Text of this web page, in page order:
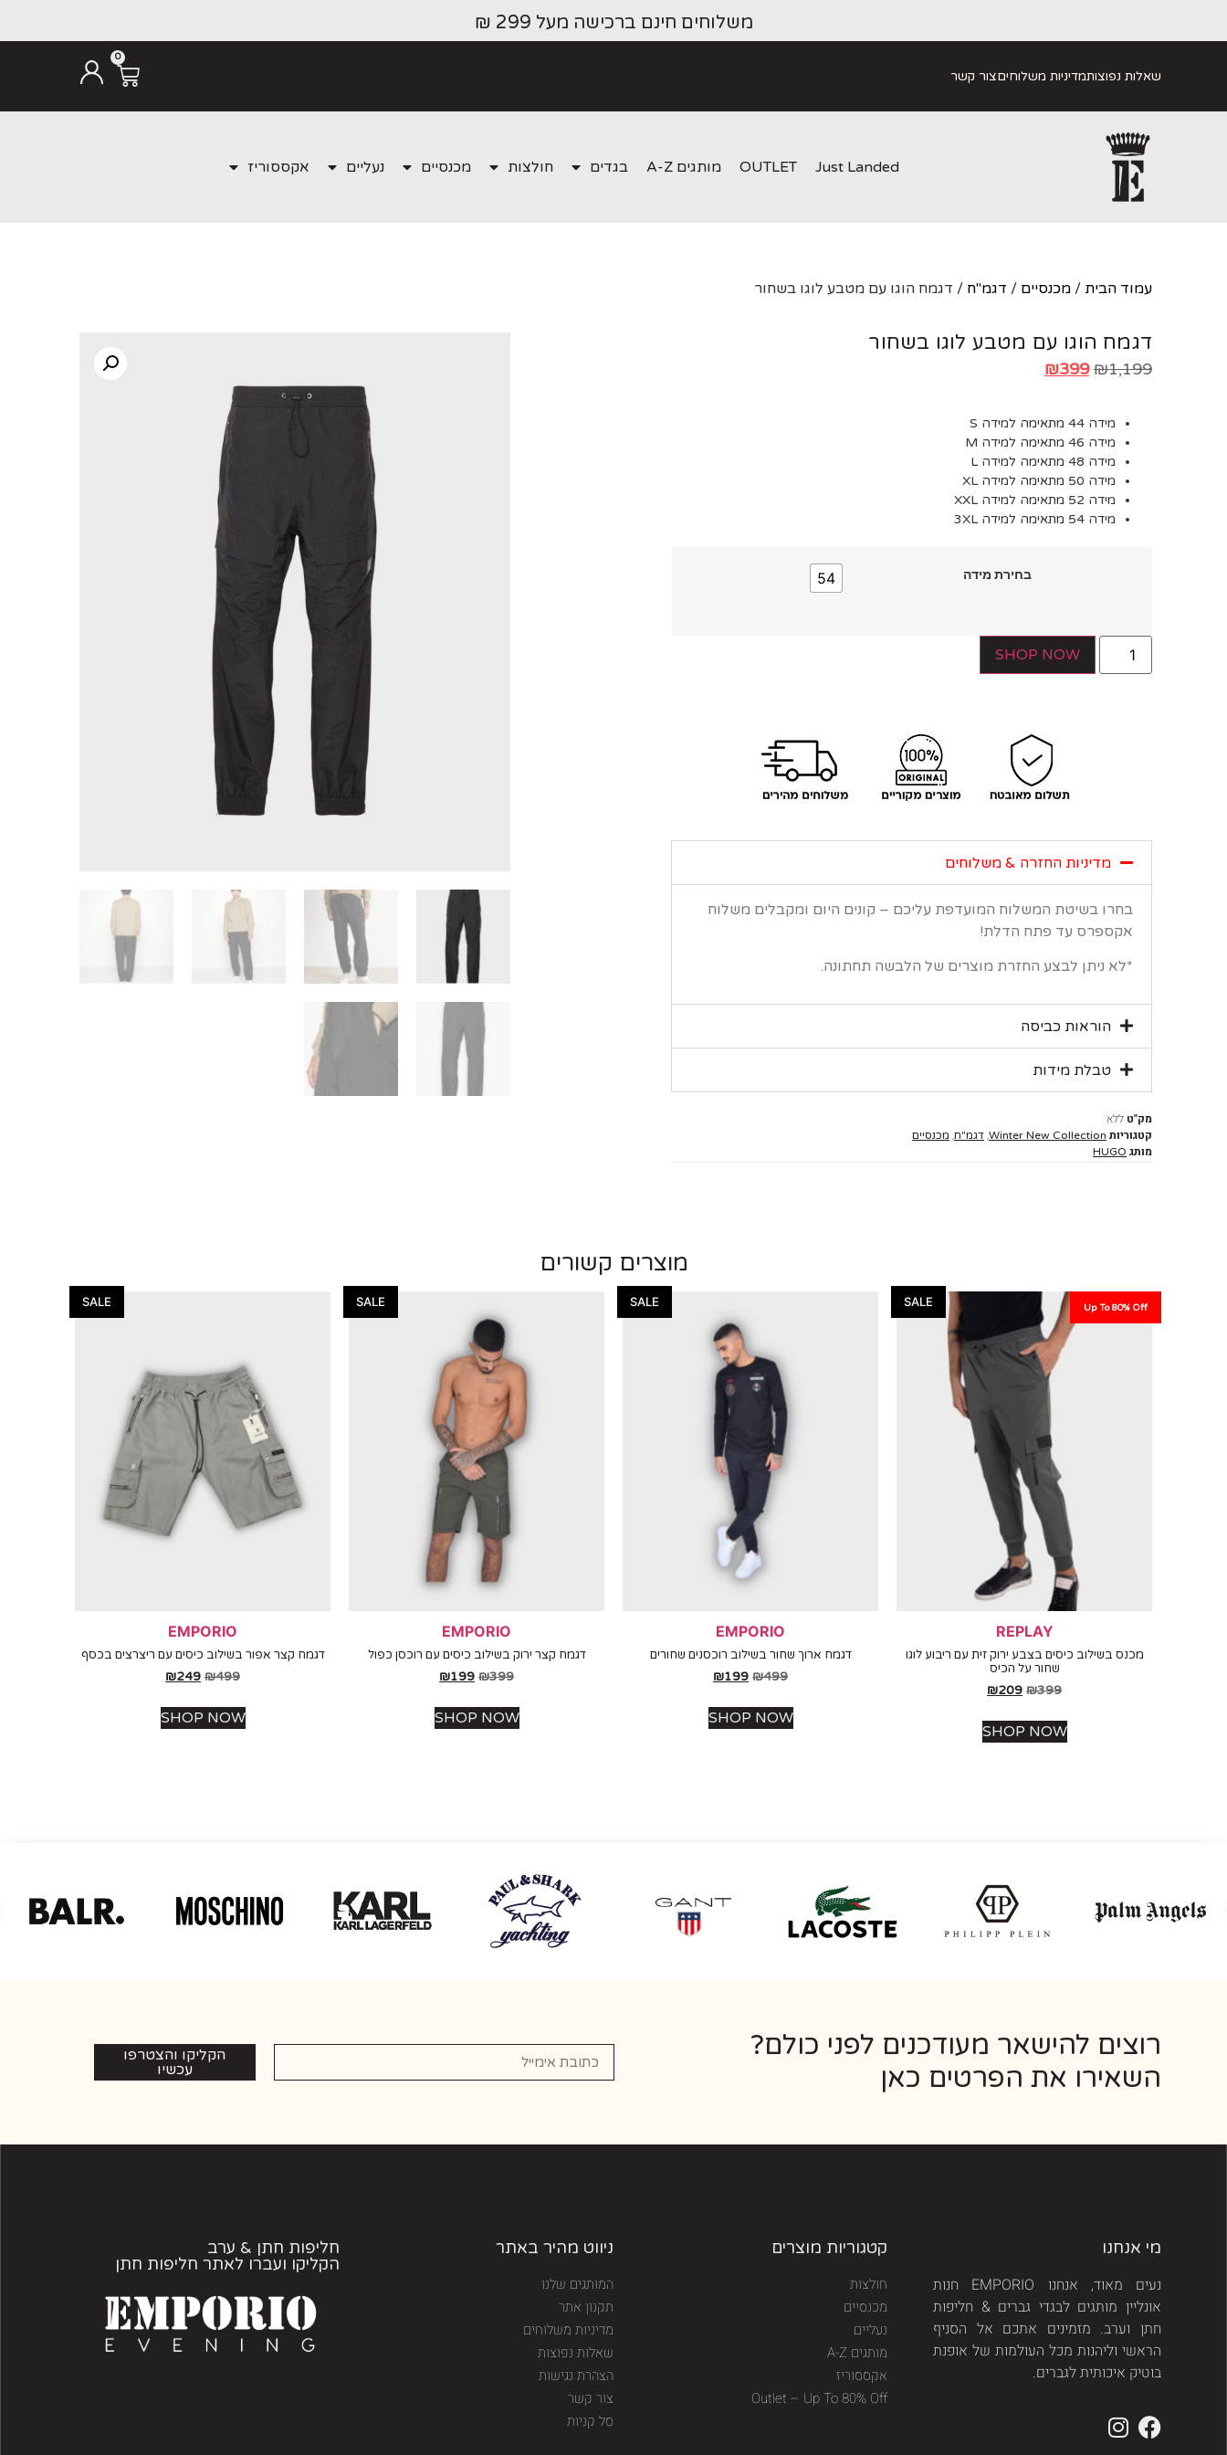
משלוחים חינם ברכישה מעל 299 ₪
שאלות נפוצותמדיניות משלוחיםצור קשר
0
Just Landed
OUTLET מותגים A-Z בגדים חולצות מכנסיים נעליים אקססוריז
עמוד הבית / מכנסיים / דגמ"ח / דגמח הוגו עם מטבע לוגו בשחור
דגמח הוגו עם מטבע לוגו בשחור
₪1,199
₪399
מידה 44 מתאימה למידה S
מידה 46 מתאימה למידה M
מידה 48 מתאימה למידה L
מידה 50 מתאימה למידה XL
מידה 52 מתאימה למידה XXL
מידה 54 מתאימה למידה 3XL
בחירת מידה 54
SHOP NOW
מדיניות החזרה & משלוחים
בחרו בשיטת המשלוח המועדפת עליכם – קונים היום ומקבלים משלוח
אקספרס עד פתח הדלת!
*לא ניתן לבצע החזרת מוצרים של הלבשה תחתונה.
הוראות כביסה
טבלת מידות
מק"ט ללא
קטגוריות Winter New Collection
, דגמ"ח, מכנסיים
מותג HUGO
מוצרים קשורים
SALE Up To 80% Off
REPLAY
מכנס בשילוב כיסים בצבע ירוק זית עם ריבוע לוגו
שחור על הכיס
₪399
₪209
SHOP NOW
SALE
EMPORIO
דגמח ארוך שחור בשילוב רוכסנים שחורים
₪499
₪199
SHOP NOW
SALE
EMPORIO
דגמח קצר ירוק בשילוב כיסים עם רוכסן כפול
₪399
₪199
SHOP NOW
SALE
EMPORIO
דגמח קצר אפור בשילוב כיסים עם ריצרצים בכסף
₪499
₪249
SHOP NOW
רוצים להישאר מעודכנים לפני כולם?
השאירו את הפרטים כאן
הקליקו והצטרפו
עכשיו
מי אנחנו
נעים מאוד, אנחנו EMPORIO חנות
אונליין מותגים לבגדי גברים & חליפות
חתן וערב. מזמינים אתכם אל הסניף
הראשי וליהנות מכל העולמות של אופנת
בוטיק איכותית לגברים.
קטגוריות מוצרים
חולצות
מכנסיים
נעליים
מותגים A-Z
אקססוריז
Outlet – Up To 80% Off
ניווט מהיר באתר
המותגים שלנו
תקנון אתר
מדיניות משלוחים
שאלות נפוצות
הצהרת נגישות
צור קשר
סל קניות
חליפות חתן & ערב
הקליקו ועברו לאתר חליפות חתן